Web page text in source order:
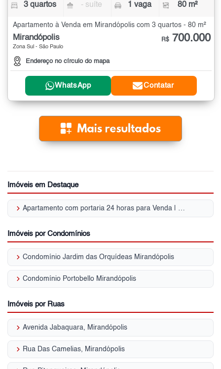
3 quartos - suíte 1 vaga 80 m²
Apartamento à Venda em Mirandópolis com 3 quartos - 80 m²
Mirandópolis
Zona Sul - São Paulo
Endereço no círculo do mapa
R$ 700.000
WhatsApp Contatar
Imóveis em Destaque
keyboard_arrow_right Apartamento com portaria 24 horas para Venda | Mirandópolis
Imóveis por Condomínios
keyboard_arrow_right Condomínio Jardim das Orquídeas Mirandópolis
keyboard_arrow_right Condomínio Portobello Mirandópolis
Imóveis por Ruas
keyboard_arrow_right Avenida Jabaquara, Mirandópolis
keyboard_arrow_right Rua Das Camelias, Mirandópolis